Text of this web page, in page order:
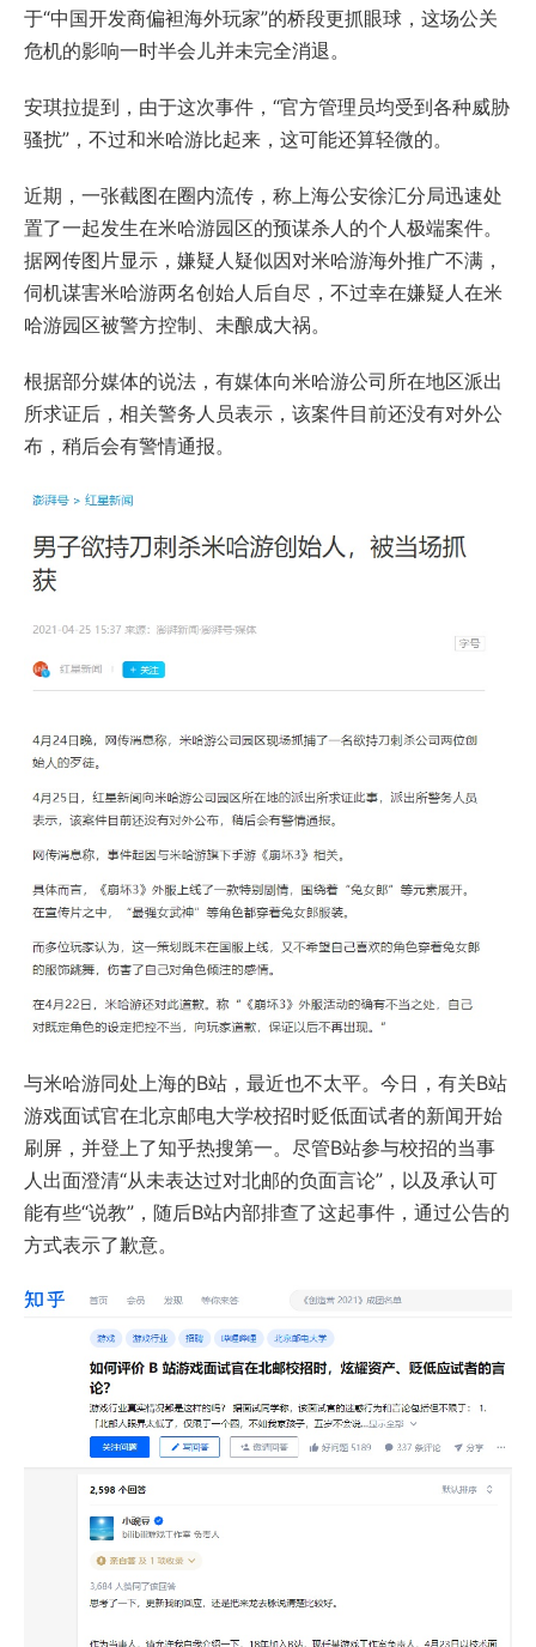
于“中国开发商偏袒海外玩家”的桥段更抓眼球，这场公关
危机的影响一时半会儿并未完全消退。
安琪拉提到，由于这次事件，“官方管理员均受到各种威胁
骚扰”，不过和米哈游比起来，这可能还算轻微的。
近期，一张截图在圈内流传，称上海公安徐汇分局迅速处
置了一起发生在米哈游园区的预谋杀人的个人极端案件。
据网传图片显示，嫌疑人疑似因对米哈游海外推广不满，
伺机谋害米哈游两名创始人后自尽，不过幸在嫌疑人在米
哈游园区被警方控制、未酿成大祸。
根据部分媒体的说法，有媒体向米哈游公司所在地区派出
所求证后，相关警务人员表示，该案件目前还没有对外公
布，稍后会有警情通报。
与米哈游同处上海的B站，最近也不太平。今日，有关B站
游戏面试官在北京邮电大学校招时贬低面试者的新闻开始
刷屏，并登上了知乎热搜第一。尽管B站参与校招的当事
人出面澄清“从未表达过对北邮的负面言论”，以及承认可
能有些“说教”，随后B站内部排查了这起事件，通过公告的
方式表示了歉意。